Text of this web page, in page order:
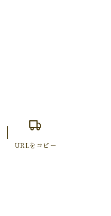
URLをコピー